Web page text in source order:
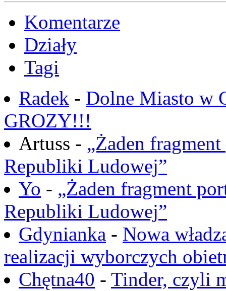
Komentarze
Działy
Tagi
Radek - Dolne Miasto w
GROZY!!!
Artuss - „Żaden
Republiki Ludowej”
Yo - „Żaden fragment
Republiki Ludowej”
Gdynianka - Nowa
realizacji wyborczych
Chętna40 - Tinder, czyli